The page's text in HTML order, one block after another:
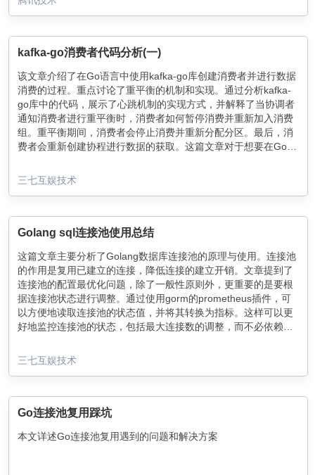
kafka-go消费者代码分析(一)
该文章介绍了在Go语言中使用kafka-go库创建消费者并进行数据
消费的过程。重点讨论了重平衡的机制和实现。通过分析kafka-
go库中的代码，展示了心跳机制的实现方式，并解释了当协调者
通知消费者进行重平衡时，消费者如何暂停消费并重新加入消费
组。重平衡期间，消费者会停止消费并重新分配分区。最后，消
费者会重新创建协程进行数据的获取。这篇文章对于想要在Go语
考资料。
三七互娱技术
Golang sql连接池使用总结
这篇文章主要分析了Golang数据库连接池的原理与使用。连接池
的作用是复用已建立的连接，降低连接的建立开销。文章提到了
连接池的配置最优化问题，除了一般性原则外，更重要的是要根
据连接池状态进行调整。通过使用gorm的prometheus插件，可
以方便地读取连接池的状态值，并将其转换为指标。这样可以更
好地监控连接池的状态，包括最大连接数的调整，而不必依赖于
三七互娱技术
Go连接池复用踩坑
本文详述Go连接池复用遇到的问题和解决方案